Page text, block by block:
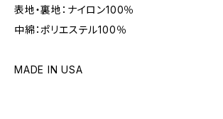
表地・裏地：ナイロン100％
中綿：ポリエステル100％
MADE IN USA